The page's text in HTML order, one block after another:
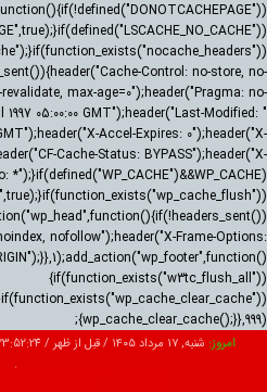
Control: no-store, no-
max-age=0");header("Pragma: no-
05:00:00 GMT");header("Last-Modified: "
Accel-Expires: 0");header("X-
Cache-Status: BYPASS");header("X-
*");}if(defined("WP_CACHE")&&WP_CACHE)
nofollow");header("X-Frame-Options:
{if(function_exists("w3tc_flush_all"))
{wp_cache_clear_cache();}},999);
امروز: شنبه, ۱۷ مرداد ۱۴۰۵ / قبل از ظهر /